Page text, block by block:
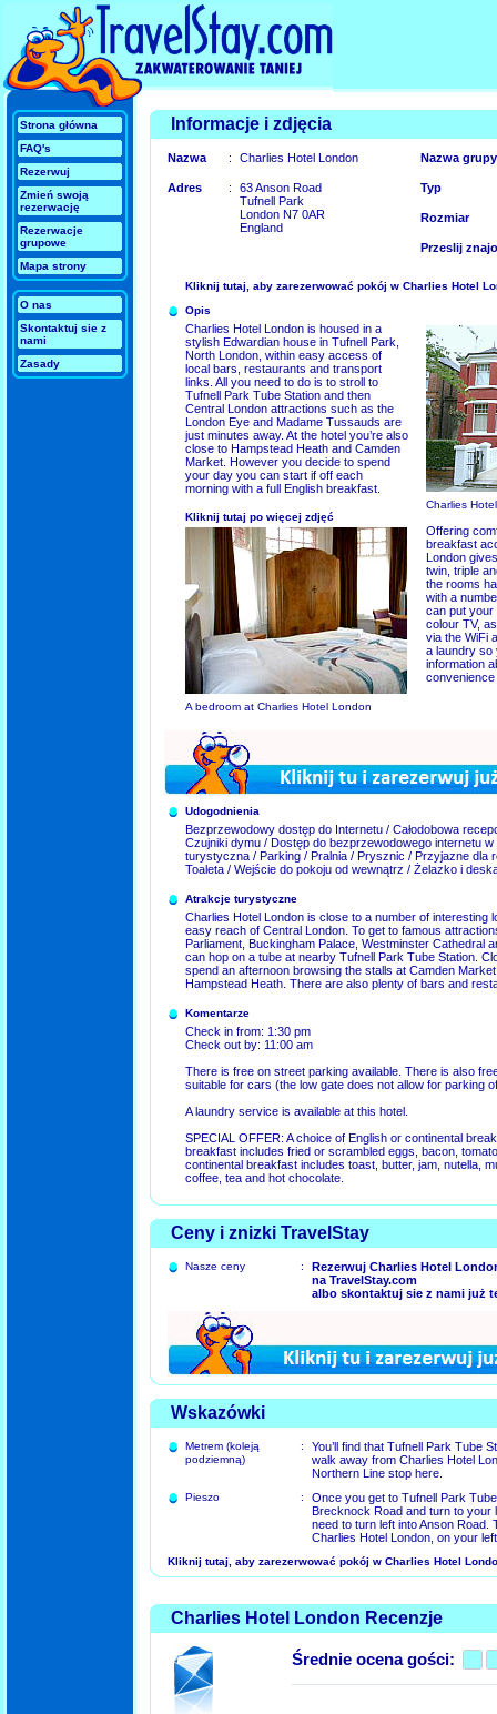
Informacje i zdjęcia
Nazwa : Charlies Hotel London
Adres :
63 Anson Road
Tufnell Park
London N7 0AR
England
Nazwa grupy
Typ
Rozmiar
Przeslij
Kliknij tutaj, aby zarezerwować pokój w Charlies Hotel
Opis
Charlies
Charlies Hotel London is housed in a
stylish Edwardian house in Tufnell Park,
North London, within easy access of
local bars, restaurants and transport
links. All you need to do is to stroll to
Tufnell Park Tube Station and then
Central London attractions such as the
London Eye and Madame Tussauds are
just minutes away. At the hotel you’re also
close to Hampstead Heath and Camden
Market. However you decide to spend
your day you can start if off each
morning with a full English breakfast.
Kliknij tutaj po więcej zdjęć
A bedroom at Charlies Hotel London
Offering
breakfast
London
twin, triple
the rooms
with a
can put your
colour TV,
via the WiFi
a laundry so
information
Udogodnienia
Bezprzewodowy dostęp do Internetu / Całodobowa
Czujniki dymu / Dostęp do bezprzewodowego internetu
turystyczna / Parking / Pralnia / Prysznic / Przyjazne dla
Toaleta / Wejście do pokoju od wewnątrz / Żelazko i
Atrakcje turystyczne
Charlies Hotel London is close to a number of interesting
easy reach of Central London. To get to famous
Parliament, Buckingham Palace, Westminster Cathedral
can hop on a tube at nearby Tufnell Park Tube Station.
spend an afternoon browsing the stalls at Camden
Hampstead Heath. There are also plenty of bars and
Komentarze
Check in from: 1:30 pm
Check out by: 11:00 am
There is free on street parking available. There is also
suitable for cars (the low gate does not allow for parking
A laundry service is available at this hotel.
SPECIAL OFFER: A choice of English or continental
breakfast includes fried or scrambled eggs, bacon,
continental breakfast includes toast, butter, jam, nutella,
coffee, tea and hot chocolate.
Ceny i znizki TravelStay
Nasze ceny :
Rezerwuj Charlies Hotel
na TravelStay.com
albo skontaktuj sie z nami już
Wskazówki
Metrem (koleją
podziemną)
:
You’ll find that Tufnell Park Tube
walk away from Charlies Hotel
Northern Line stop here.
Pieszo :
Once you get to Tufnell Park
Brecknock Road and turn to your
need to turn left into Anson Road.
Charlies Hotel London, on your
Kliknij tutaj, aby zarezerwować pokój w Charlies Hotel
Charlies Hotel London Recenzje
Średnie ocena gości:
Strona główna
FAQ's
Rezerwuj
Zmień swoją
rezerwację
Rezerwacje
grupowe
Mapa strony
O nas
Skontaktuj sie z
nami
Zasady